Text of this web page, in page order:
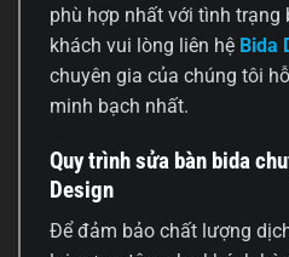
phù hợp nhất với tình trạng
khách vui lòng liên hệ Bida
chuyên gia của chúng tôi
minh bạch nhất.
Quy trình sửa bàn bida
Design
Để đảm bảo chất lượng